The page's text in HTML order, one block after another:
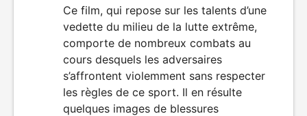
VIOLENCE
Ce film, qui repose sur les talents d’une
vedette du milieu de la lutte extrême,
comporte de nombreux combats au
cours desquels les adversaires
s’affrontent violemment sans respecter
les règles de ce sport. Il en résulte
quelques images de blessures